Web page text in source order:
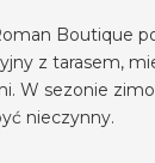
Boutique
z tarasem,
W sezonie
nieczynny.